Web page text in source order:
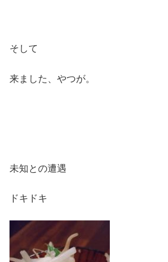
そして
来ました、やつが。
未知との遭遇
ドキドキ